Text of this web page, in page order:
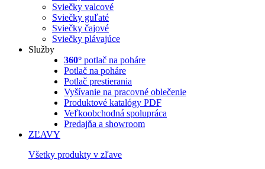
Sviečky valcové
Sviečky guľaté
Sviečky čajové
Sviečky plávajúce
Služby
360° potlač na poháre
Potlač na poháre
Potlač prestierania
Vyšívanie na pracovné oblečenie
Produktové katalógy PDF
Veľkoobchodná spolupráca
Predajňa a showroom
ZĽAVY
Všetky produkty v zľave